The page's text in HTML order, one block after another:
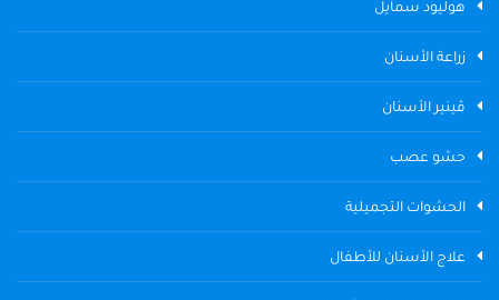
هوليود سمايل
زراعة الأسنان
ڤينير الأسنان
حشو عصب
الحشوات التجميلية
علاج الأسنان للأطفال